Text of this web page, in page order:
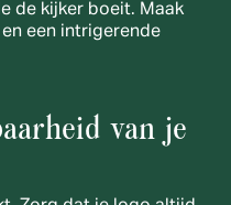
de kijker boeit. Maak
een intrigerende
van je